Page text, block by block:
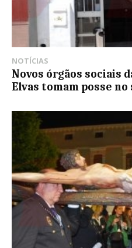
NOTÍCIAS
Novos órgãos sociais
Elvas tomam posse no